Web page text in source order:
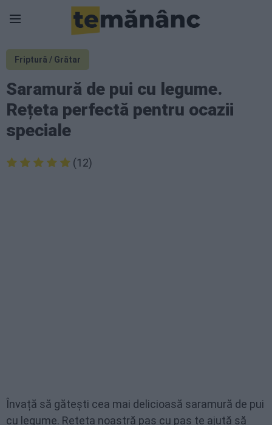
Friptură / Grătar
Saramură de pui cu legume.
Rețeta perfectă pentru ocazii
speciale
(12)
Învață să gătești cea mai delicioasă saramură de pui
cu legume. Rețeta noastră pas cu pas te ajută să